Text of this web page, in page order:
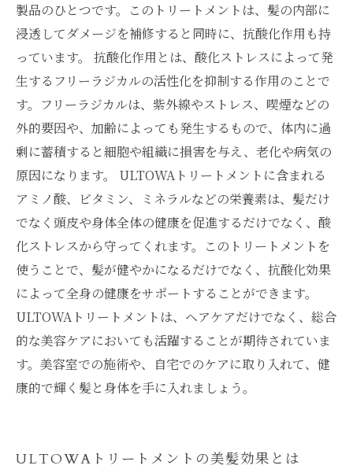
製品のひとつです。このトリートメントは、髪の内部に
浸透してダメージを補修すると同時に、抗酸化作用も持
っています。 抗酸化作用とは、酸化ストレスによって発
生するフリーラジカルの活性化を抑制する作用のことで
す。フリーラジカルは、紫外線やストレス、喫煙などの
外的要因や、加齢によっても発生するもので、体内に過
剰に蓄積すると細胞や組織に損害を与え、老化や病気の
原因になります。 ULTOWAトリートメントに含まれる
アミノ酸、ビタミン、ミネラルなどの栄養素は、髪だけ
でなく頭皮や身体全体の健康を促進するだけでなく、酸
化ストレスから守ってくれます。このトリートメントを
使うことで、髪が健やかになるだけでなく、抗酸化効果
によって全身の健康をサポートすることができます。
ULTOWAトリートメントは、ヘアケアだけでなく、総合
的な美容ケアにおいても活躍することが期待されていま
す。美容室での施術や、自宅でのケアに取り入れて、健
康的で輝く髪と身体を手に入れましょう。
ULTOWAトリートメントの美髪効果とは